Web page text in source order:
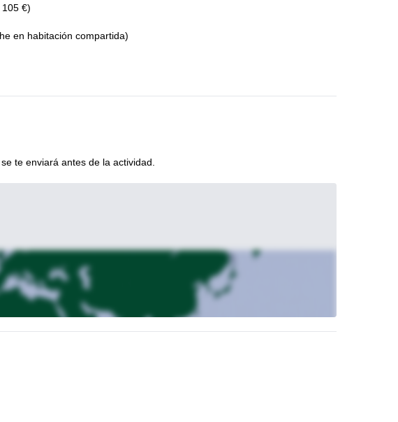
€)
en habitación compartida)
te enviará antes de la actividad.